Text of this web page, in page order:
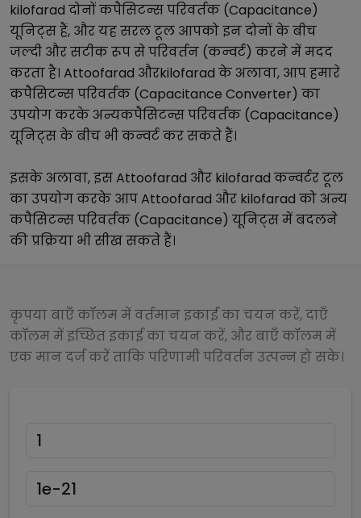
kilofarad दोनोंकपैसिटन्स परिवर्तक (Capacitance)
यूनिट्स हैं, और यह सरल टूल आपको इन दोनों के बीच
जल्दी और सटीक रूप से परिवर्तन (कन्वर्ट) करने में मदद
करता है। Attoofarad औरkilofarad के अलावा, आप हमारे
कपैसिटन्स परिवर्तक (Capacitance Converter) का
उपयोग करके अन्यकपैसिटन्स परिवर्तक (Capacitance)
यूनिट्स के बीच भी कन्वर्ट कर सकते हैं।
इसके अलावा, इसAttoofarad और kilofarad कन्वर्टर टूल
का उपयोग करके आपAttoofarad और kilofarad को अन्य
कपैसिटन्स परिवर्तक (Capacitance) यूनिट्स में बदलने
की प्रक्रिया भी सीख सकते हैं।
कृपया बाएँ कॉलम में वर्तमान इकाई का चयन करें, दाएँ
कॉलम में इच्छित इकाई का चयन करें, और बाएँ कॉलम में
एक मान दर्ज करें ताकि परिणामी परिवर्तन उत्पन्न हो सके।